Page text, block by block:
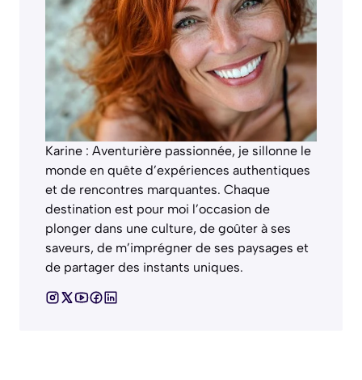
Karine : Aventurière passionnée, je sillonne le
monde en quête d’expériences authentiques
et de rencontres marquantes. Chaque
destination est pour moi l’occasion de
plonger dans une culture, de goûter à ses
saveurs, de m’imprégner de ses paysages et
de partager des instants uniques.